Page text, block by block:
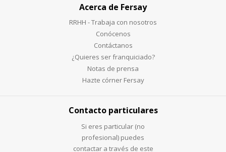
Acerca de Fersay
RRHH - Trabaja con nosotros
Conócenos
Contáctanos
¿Quieres ser franquiciado?
Notas de prensa
Hazte córner Fersay
Contacto particulares
Si eres particular (no
profesional) puedes
contactar a través de este